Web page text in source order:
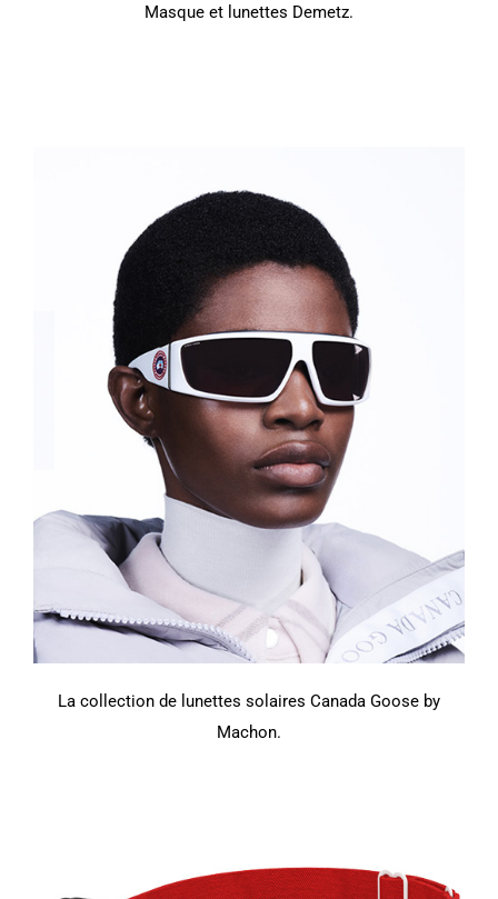
Masque et lunettes Demetz.
La collection de lunettes solaires Canada Goose by
Machon.